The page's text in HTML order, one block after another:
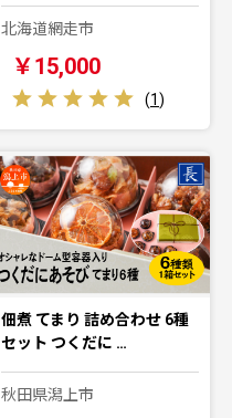
北海道網走市
￥15,000
(1)
佃煮 てまり 詰め合わせ 6種
セット つくだに …
秋田県潟上市